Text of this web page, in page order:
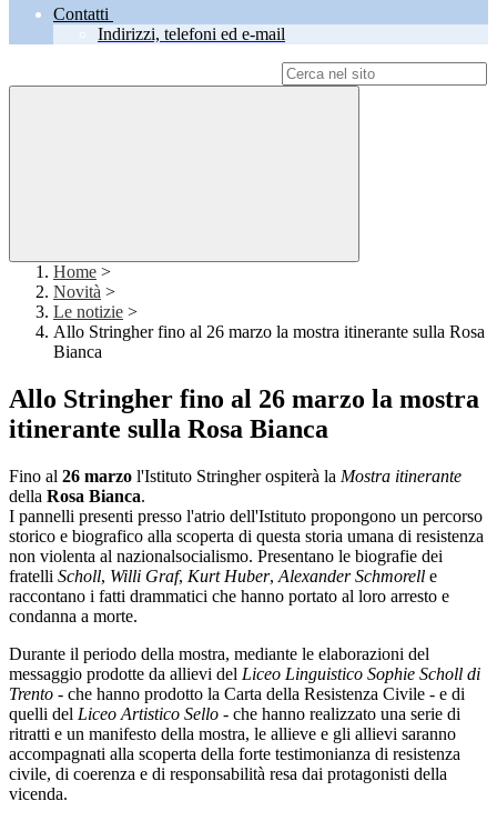
Contatti
Indirizzi, telefoni ed e-mail
Home >
Novità >
Le notizie >
Allo Stringher fino al 26 marzo la mostra itinerante sulla Rosa
Bianca
Allo Stringher fino al 26 marzo la mostra
itinerante sulla Rosa Bianca
Fino al 26 marzo l'Istituto Stringher ospiterà la Mostra itinerante
della Rosa Bianca.
I pannelli presenti presso l'atrio dell'Istituto propongono un percorso
storico e biografico alla scoperta di questa storia umana di resistenza
non violenta al nazionalsocialismo. Presentano le biografie dei
fratelli Scholl, Willi Graf, Kurt Huber, Alexander Schmorell e
raccontano i fatti drammatici che hanno portato al loro arresto e
condanna a morte.
Durante il periodo della mostra, mediante le elaborazioni del
messaggio prodotte da allievi del Liceo Linguistico Sophie Scholl di
Trento - che hanno prodotto la Carta della Resistenza Civile - e di
quelli del Liceo Artistico Sello - che hanno realizzato una serie di
ritratti e un manifesto della mostra, le allieve e gli allievi saranno
accompagnati alla scoperta della forte testimonianza di resistenza
civile, di coerenza e di responsabilità resa dai protagonisti della
vicenda.